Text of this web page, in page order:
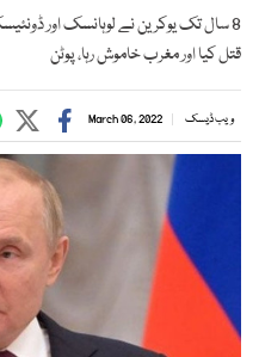
قتل کیا اور مغرب خاموش رہا، پوٹن
ویب ڈیسک March 06, 2022